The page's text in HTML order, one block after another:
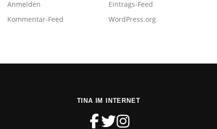
Anmelden
Eintrags-Feed
Kommentar-Feed
WordPress.org
TINA IM INTERNET